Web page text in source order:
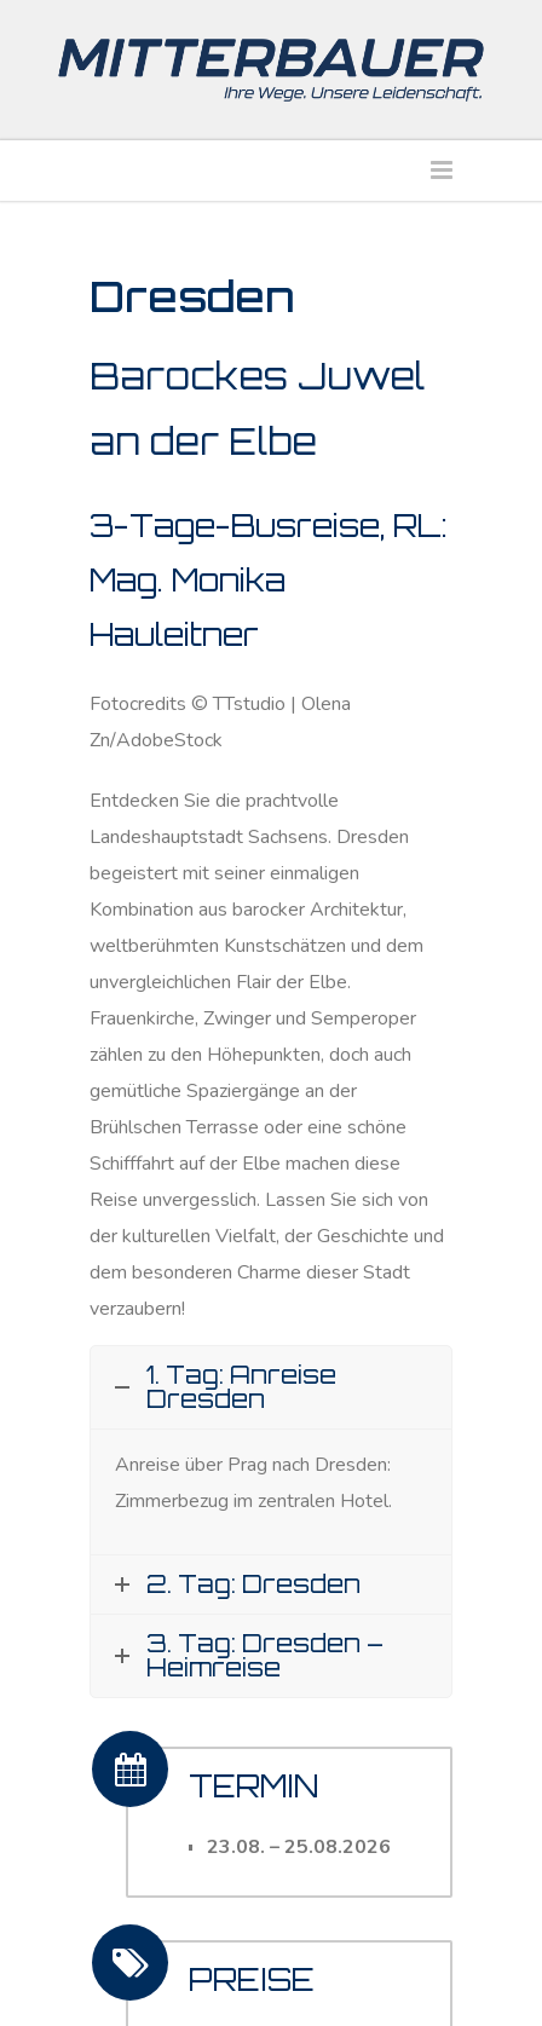
Dresden
Barockes Juwel
an der Elbe
3-Tage-Busreise, RL:
Mag. Monika
Hauleitner
Fotocredits © TTstudio | Olena
Zn/AdobeStock
Entdecken Sie die prachtvolle
Landeshauptstadt Sachsens. Dresden
begeistert mit seiner einmaligen
Kombination aus barocker Architektur,
weltberühmten Kunstschätzen und dem
unvergleichlichen Flair der Elbe.
Frauenkirche, Zwinger und Semperoper
zählen zu den Höhepunkten, doch auch
gemütliche Spaziergänge an der
Brühlschen Terrasse oder eine schöne
Schifffahrt auf der Elbe machen diese
Reise unvergesslich. Lassen Sie sich von
der kulturellen Vielfalt, der Geschichte und
dem besonderen Charme dieser Stadt
verzaubern!
1. Tag: Anreise
Dresden
Anreise über Prag nach Dresden:
Zimmerbezug im zentralen Hotel.
2. Tag: Dresden
3. Tag: Dresden –
Heimreise
TERMIN
23.08. – 25.08.2026
PREISE